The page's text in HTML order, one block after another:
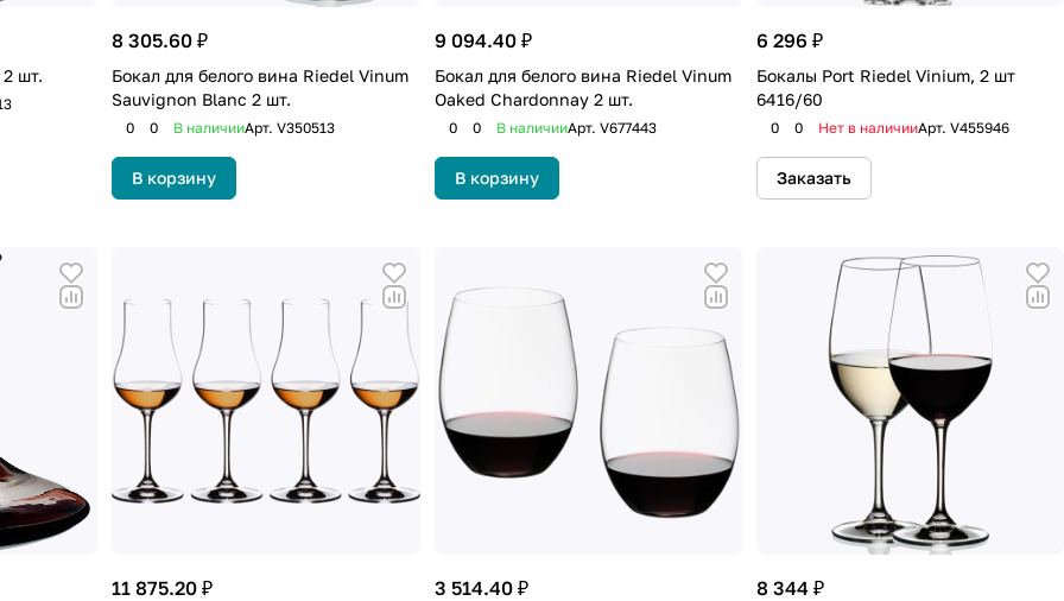
шт.
8 305.60 ₽
Бокал для белого вина Riedel Vinum
Sauvignon Blanc 2 шт.
0 0 В наличииАрт.V350513
В корзину
9 094.40 ₽
Бокал для белого вина Riedel Vinum
Oaked Chardonnay 2 шт.
0 0 В наличииАрт. V677443
В корзину
6 296 ₽
Бокалы Port Riedel Vinium, 2 шт
6416/60
0 0 Нет в наличииАрт. V455946
Заказать
11 875.20 ₽ 3 514.40 ₽ 8 344 ₽